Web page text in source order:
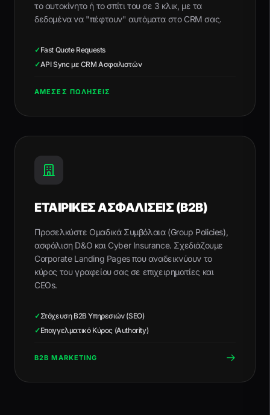
το αυτοκίνητο ή το σπίτι του σε 3 κλικ, με τα
δεδομένα να "πέφτουν" αυτόματα στο CRM σας.
✓Fast Quote Requests
✓API Sync με CRM Ασφαλιστών
ΑΜΕΣΕΣ ΠΩΛΗΣΕΙΣ
ΕΤΑΙΡΙΚΕΣ ΑΣΦΑΛΙΣΕΙΣ (B2B)
Προσελκύστε Ομαδικά Συμβόλαια (Group Policies),
ασφάλιση D&O και Cyber Insurance. Σχεδιάζουμε
Corporate Landing Pages που αναδεικνύουν το
κύρος του γραφείου σας σε επιχειρηματίες και
CEOs.
✓Στόχευση B2B Υπηρεσιών (SEO)
✓Επαγγελματικό Κύρος (Authority)
B2B MARKETING